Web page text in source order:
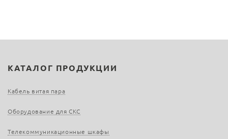
КАТАЛОГ ПРОДУКЦИИ
Кабель витая пара
Оборудование для СКС
Телекоммуникационные шкафы